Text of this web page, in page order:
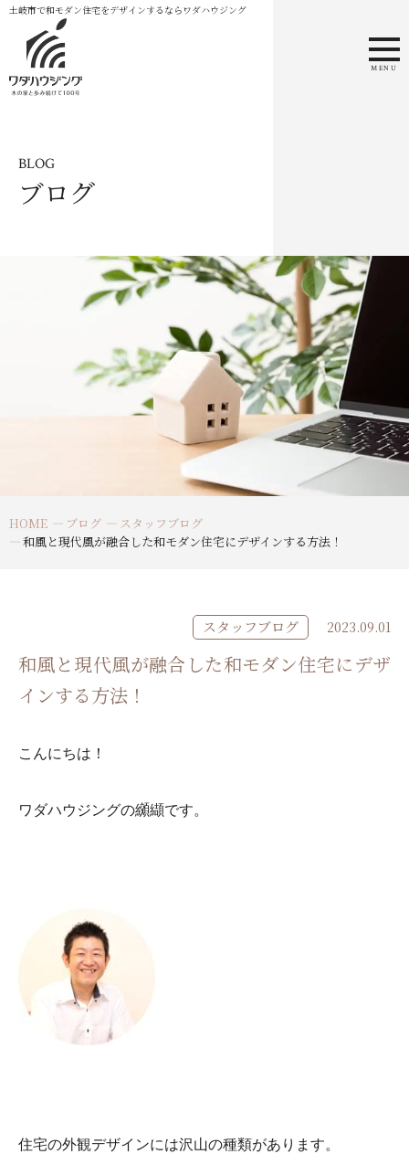
土岐市で和モダン住宅をデザインするならワダハウジング
MENU
BLOG
ブログ
HOME ブログ
スタッフブログ
和風と現代風が融合した和モダン住宅にデザインする方法！
スタッフブログ 2023.09.01
和風と現代風が融合した和モダン住宅にデザ
インする方法！
こんにちは！
ワダハウジングの纐纈です。
住宅の外観デザインには沢山の種類があります。